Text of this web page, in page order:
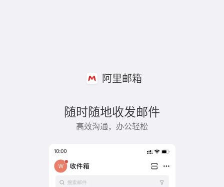
阿里邮箱
随时随地收发邮件
高效沟通，办公轻松